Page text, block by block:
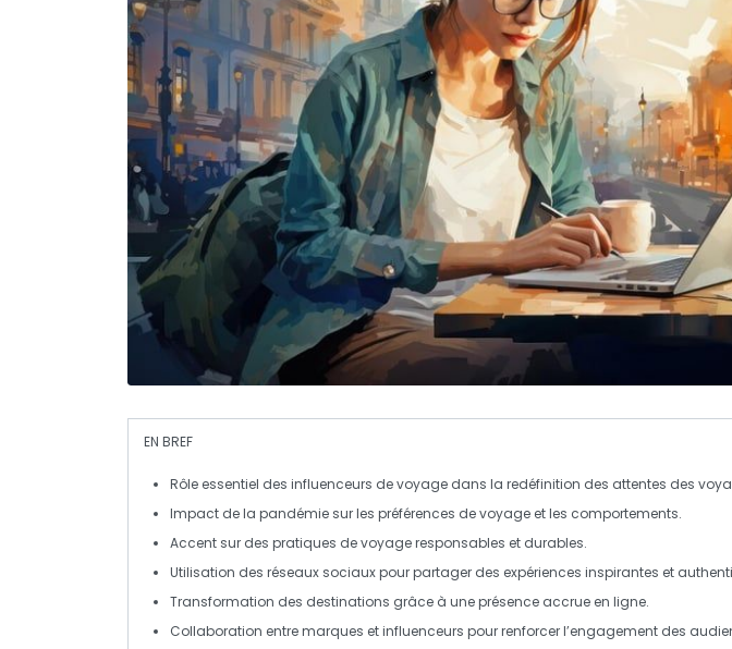
EN BREF
Rôle essentiel des influenceurs de voyage dans la redéfinition des attentes des
Impact de la pandémie sur les préférences de voyage et les comportements.
Accent sur des pratiques de voyageresponsables et durables.
Utilisation des réseaux sociauxpour partager des expériences inspirantes et
Transformation des destinations grâce à une présence accrue en ligne.
Collaboration entre marques et influenceurs pour renforcer l’engagement des